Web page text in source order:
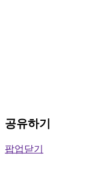
공유하기
팝업닫기